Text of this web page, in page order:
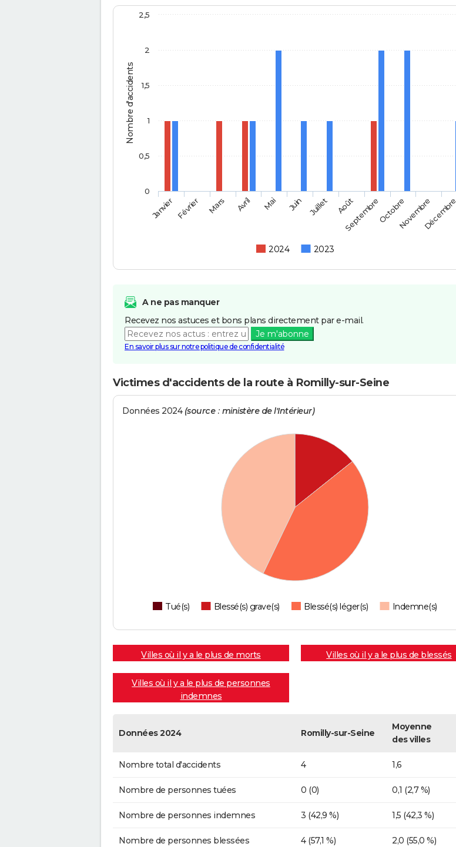
Nombre d'accidents
2024 2023
Janvier Février Mars Avril Mai Juin Juillet Août
SeptembreOctobreNovembreDécembre
0
0,5
1
1,5
2
2,5
A ne pas manquer
Recevez nos astuces et bons plans directement par e-mail.
Je m'abonne
En savoir plus sur notre politique de confidentialité
Victimes d'accidents de la route à Romilly-sur-Seine
Données 2024 (source : ministère de l'Intérieur)
Tué(s) Blessé(s) grave(s) Blessé(s) léger(s) Indemne(s)
Villes où il y a le plus de morts Villes où il y a le plus de blessés
Villes où il y a le plus de personnes
indemnes
Données 2024 Romilly-sur-Seine
Moyenne
des villes
Nombre total d'accidents 4 1,6
Nombre de personnes tuées 0 (0) 0,1 (2,7 %)
Nombre de personnes indemnes 3 (42,9 %) 1,5 (42,3 %)
Nombre de personnes blessées 4 (57,1 %) 2,0 (55,0 %)